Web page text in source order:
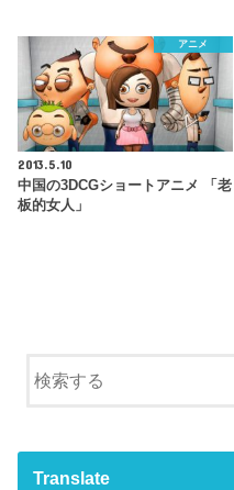
アニメ
2013.5.10
中国の3DCGショートアニメ 「老
板的女人」
Translate